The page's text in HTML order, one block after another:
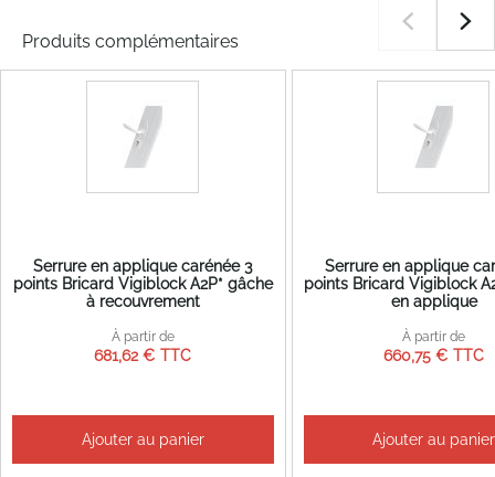
Produits complémentaires
Serrure en applique carénée 3
points Bricard Vigiblock A2P* gâche
à recouvrement
À partir de
681,62 €
Ajouter au panier
Serrure en applique
points Bricard Vigiblock
en applique
À partir de
660,75 €
Ajouter au panier